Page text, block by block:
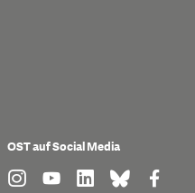
OST auf Social Media
find us on: instagram
find us on:
find us on:
find usfind